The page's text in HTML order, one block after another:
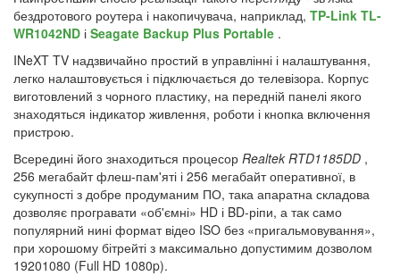
бездротового роутера і накопичувача, наприклад, TP-Link TL-
WR1042ND і Seagate Backup Plus Portable .
INeXT TV надзвичайно простий в управлінні і налаштування,
легко налаштовується і підключається до телевізора. Корпус
виготовлений з чорного пластику, на передній панелі якого
знаходяться індикатор живлення, роботи і кнопка включення
пристрою.
Всередині його знаходиться процесор Realtek RTD1185DD ,
256 мегабайт флеш-пам'яті і 256 мегабайт оперативної, в
сукупності з добре продуманим ПО, така апаратна складова
дозволяє програвати «об'ємні» HD і BD-ріпи, а так само
популярний нині формат відео ISO без «пригальмовування»,
при хорошому бітрейті з максимально допустимим дозволом
19201080 (Full HD 1080p).